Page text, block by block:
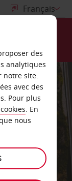
des
analytiques
notre site.
avec des
Pour plus
. En
nous